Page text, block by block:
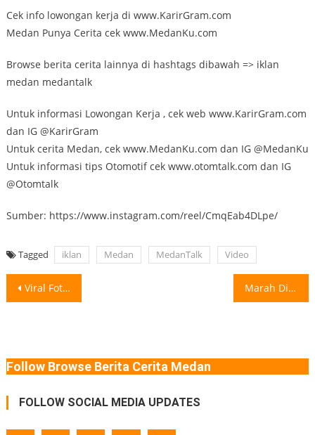
Cek info lowongan kerja di www.KarirGram.com
Medan Punya Cerita cek www.MedanKu.com
Browse berita cerita lainnya di hashtags dibawah => iklan
medan medantalk
Untuk informasi Lowongan Kerja , cek web www.KarirGram.com
dan IG @KarirGram
Untuk cerita Medan, cek www.MedanKu.com dan IG @MedanKu
Untuk informasi tips Otomotif cek www.otomtalk.com dan IG
@Otomtalk
Sumber: https://www.instagram.com/reel/CmqEab4DLpe/
Tagged iklan Medan MedanTalk Video
Post
Viral Foto Menlu Retno Ngemper di Mall Sambil Suapin Cucu Sebuah foto Marah Dibangunkan untuk Salat Tahajud, Anak Bac○k Bapak Pakai Parang . Marah
Follow Browse Berita Cerita Medan
FOLLOW SOCIAL MEDIA UPDATES